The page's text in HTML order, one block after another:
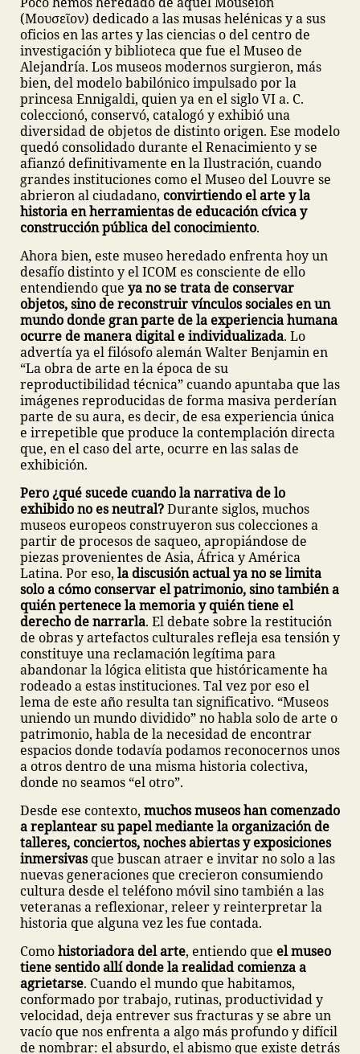
(Μουσεῖον) dedicado a las musas helénicas y a sus
oficios en las artes y las ciencias o del centro de
investigación y biblioteca que fue el Museo de
Alejandría. Los museos modernos surgieron, más
bien, del modelo babilónico impulsado por la
princesa Ennigaldi, quien ya en el siglo VI a. C.
coleccionó, conservó, catalogó y exhibió una
diversidad de objetos de distinto origen. Ese modelo
quedó consolidado durante el Renacimiento y se
afianzó definitivamente en la Ilustración, cuando
grandes instituciones como el Museo del Louvre se
abrieron al ciudadano, convirtiendo el arte y la
historia en herramientas de educación cívica y
construcción pública del conocimiento.
Ahora bien, este museo heredado enfrenta hoy un
desafío distinto y el ICOM es consciente de ello
entendiendo que ya no se trata de conservar
objetos, sino de reconstruir vínculos sociales en un
mundo donde gran parte de la experiencia humana
ocurre de manera digital e individualizada. Lo
advertía ya el filósofo alemán Walter Benjamin en
“La obra de arte en la época de su
reproductibilidad técnica” cuando apuntaba que las
imágenes reproducidas de forma masiva perderían
parte de su aura, es decir, de esa experiencia única
e irrepetible que produce la contemplación directa
que, en el caso del arte, ocurre en las salas de
exhibición.
Pero ¿qué sucede cuando la narrativa de lo
exhibido no es neutral?Durante siglos, muchos
museos europeos construyeron sus colecciones a
partir de procesos de saqueo, apropiándose de
piezas provenientes de Asia, África y América
Latina. Por eso, la discusión actual ya no se limita
solo a cómo conservar el patrimonio, sino también a
quién pertenece la memoria y quién tiene el
derecho de narrarla. El debate sobre la restitución
de obras y artefactos culturales refleja esa tensión y
constituye una reclamación legítima para
abandonar la lógica elitista que históricamente ha
rodeado a estas instituciones. Tal vez por eso el
lema de este año resulta tan significativo. “Museos
uniendo un mundo dividido” no habla solo de arte o
patrimonio, habla de la necesidad de encontrar
espacios donde todavía podamos reconocernos unos
a otros dentro de una misma historia colectiva,
donde no seamos “el otro”.
Desde ese contexto, muchos museos han comenzado
a replantear su papel mediante la organización de
talleres, conciertos, noches abiertas y exposiciones
inmersivasque buscan atraer e invitar no solo a las
nuevas generaciones que crecieron consumiendo
cultura desde el teléfono móvil sino también a las
veteranas a reflexionar, releer y reinterpretar la
historia que alguna vez les fue contada.
Comohistoriadora del arte, entiendo que el museo
tiene sentido allí donde la realidad comienza a
agrietarse. Cuando el mundo que habitamos,
conformado por trabajo, rutinas, productividad y
velocidad, deja entrever sus fracturas y se abre un
vacío que nos enfrenta a algo más profundo y difícil
de nombrar: el absurdo, el abismo que existe detrás